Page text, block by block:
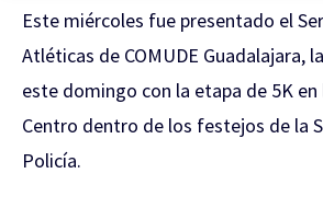
Este miércoles fue presentado el
Atléticas de COMUDE Guadalajara,
este domingo con la etapa de 5K en
Centro dentro de los festejos de la
Policía.